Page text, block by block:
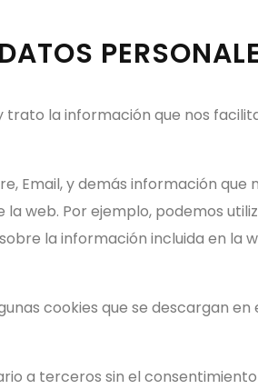
la información que nos
Email, y demás información que
web. Por ejemplo, podemos
la información incluida en la
cookies que se descargan en
a terceros sin el